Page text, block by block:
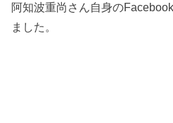
阿知波重尚さん自身の
ました。